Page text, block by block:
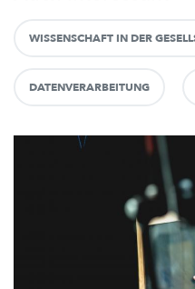
WISSENSCHAFT IN DER
DATENVERARBEITUNG